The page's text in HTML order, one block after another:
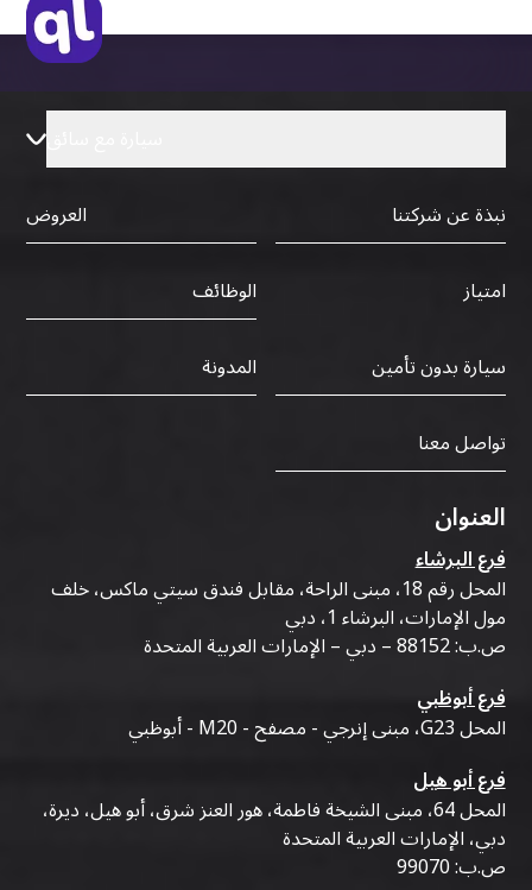
نبذة عن شركتنا
العروض
امتياز
الوظائف
سيارة بدون تأمين
المدونة
تواصل معنا
العنوان
فرع البرشاء
المحل رقم 18، مبنى الراحة، مقابل فندق سيتي ماكس، خلف
مول الإمارات، البرشاء 1، دبي
ص.ب: 88152 – دبي – الإمارات العربية المتحدة
فرع أبوظبي
المحل G23، مبنى إنرجي - مصفح - M20 - أبوظبي
فرع أبو هيل
المحل 64، مبنى الشيخة فاطمة، هور العنز شرق، أبو هيل، ديرة،
دبي، الإمارات العربية المتحدة
ص.ب: 99070